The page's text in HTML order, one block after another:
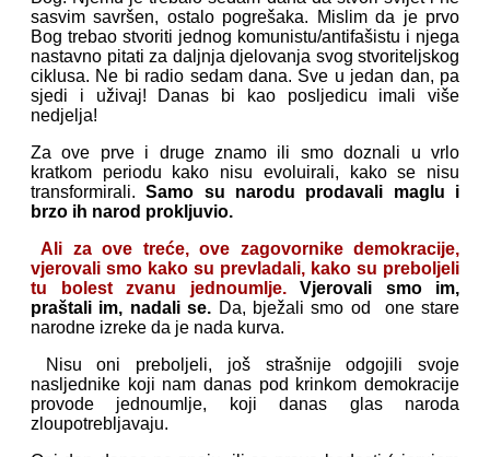
sasvim savršen, ostalo pogrešaka. Mislim da je prvo
Bog trebao stvoriti jednog komunistu/antifašistu i njega
nastavno pitati za daljnja djelovanja svog stvoriteljskog
ciklusa. Ne bi radio sedam dana. Sve u jedan dan, pa
sjedi i uživaj! Danas bi kao posljedicu imali više
nedjelja!
Za ove prve i druge znamo ili smo doznali u vrlo
kratkom periodu kako nisu evoluirali, kako se nisu
transformirali.Samo su narodu prodavali maglu i
brzo ih narod prokljuvio.
Ali za ove treće, ove zagovornike demokracije,
vjerovali smo kako su prevladali, kako su preboljeli
tu bolest zvanu jednoumlje.
Vjerovali smo im,
praštali im, nadali se. Da, bježali smo od one stare
narodne izreke da je nada kurva.
Nisu oni preboljeli, još strašnije odgojili svoje
nasljednike koji nam danas pod krinkom demokracije
provode jednoumlje, koji danas glas naroda
zloupotrebljavaju.